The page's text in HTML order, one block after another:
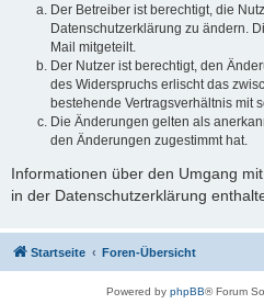
Der Betreiber ist berechtigt, die
Datenschutzerklärung zu ändern.
Mail mitgeteilt.
Der Nutzer ist berechtigt, den
des Widerspruchs erlischt das
bestehende Vertragsverhältnis mit
Die Änderungen gelten als
den Änderungen zugestimmt hat.
Informationen über den Umgang
in der Datenschutzerklärung
Startseite Foren-Übersicht
Powered by phpBB® Forum